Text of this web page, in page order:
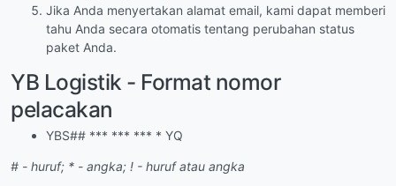
Jika Anda menyertakan alamat email, kami dapat memberi
tahu Anda secara otomatis tentang perubahan status
paket Anda.
YB Logistik - Format nomor
pelacakan
YBS## *** *** *** * YQ
# - huruf; * - angka; ! - huruf atau angka